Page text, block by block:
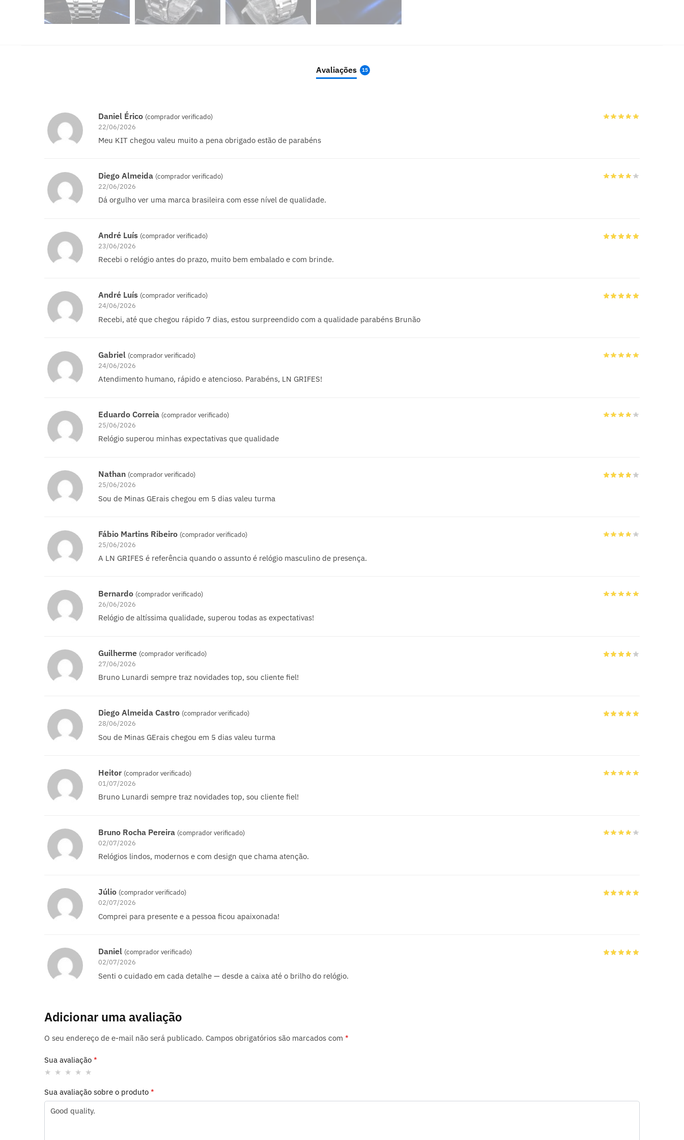
Avaliações 15
Daniel Érico (comprador verificado)
22/06/2026
Meu KIT chegou valeu muito a pena obrigado estão de parabéns
Diego Almeida (comprador verificado)
22/06/2026
Dá orgulho ver uma marca brasileira com esse nível de qualidade.
André Luís (comprador verificado)
23/06/2026
Recebi o relógio antes do prazo, muito bem embalado e com brinde.
André Luís (comprador verificado)
24/06/2026
Recebi, até que chegou rápido 7 dias, estou surpreendido com a qualidade parabéns Brunão
Gabriel (comprador verificado)
24/06/2026
Atendimento humano, rápido e atencioso. Parabéns, LN GRIFES!
Eduardo Correia (comprador verificado)
25/06/2026
Relógio superou minhas expectativas que qualidade
Nathan (comprador verificado)
25/06/2026
Sou de Minas GErais chegou em 5 dias valeu turma
Fábio Martins Ribeiro (comprador verificado)
25/06/2026
A LN GRIFES é referência quando o assunto é relógio masculino de presença.
Bernardo (comprador verificado)
26/06/2026
Relógio de altíssima qualidade, superou todas as expectativas!
Guilherme (comprador verificado)
27/06/2026
Bruno Lunardi sempre traz novidades top, sou cliente fiel!
Diego Almeida Castro (comprador verificado)
28/06/2026
Sou de Minas GErais chegou em 5 dias valeu turma
Heitor (comprador verificado)
01/07/2026
Bruno Lunardi sempre traz novidades top, sou cliente fiel!
Bruno Rocha Pereira (comprador verificado)
02/07/2026
Relógios lindos, modernos e com design que chama atenção.
Júlio (comprador verificado)
02/07/2026
Comprei para presente e a pessoa ficou apaixonada!
Daniel (comprador verificado)
02/07/2026
Senti o cuidado em cada detalhe — desde a caixa até o brilho do relógio.
Adicionar uma avaliação
O seu endereço de e-mail não será publicado. Campos obrigatórios são marcados com*
Sua avaliação*
Sua avaliação sobre o produto*